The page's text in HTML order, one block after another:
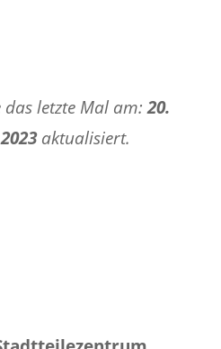
das letzte Mal am:20.
aktualisiert.